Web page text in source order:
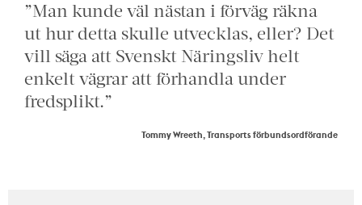
”Man kunde väl nästan i förväg räkna
ut hur detta skulle utvecklas, eller? Det
vill säga att Svenskt Näringsliv helt
enkelt vägrar att förhandla under
fredsplikt.”
Tommy Wreeth, Transports förbundsordförande